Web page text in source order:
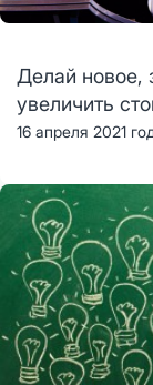
Делай новое,
увеличить
16 апреля 2021